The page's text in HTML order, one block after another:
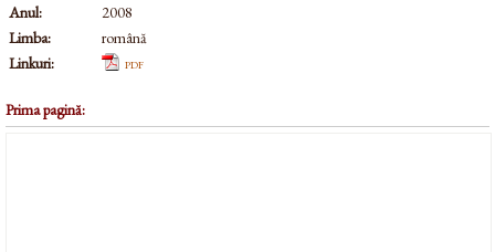
Anul:
2008
Limba:
română
Linkuri:
pdf
Prima pagină: